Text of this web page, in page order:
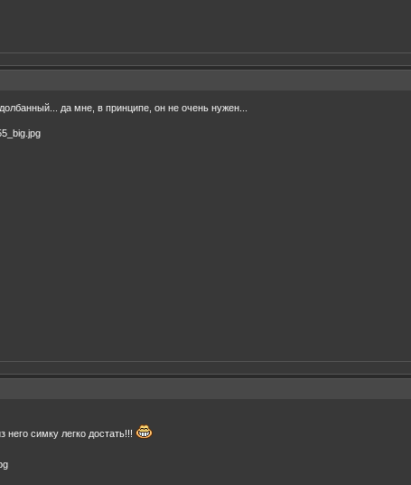
да мне, в принципе, он не очень нужен...
него симку легко достать!!!